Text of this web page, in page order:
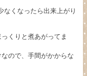
なくなったら出来上がり
くりと煮あがってま
ので、手間がかからな